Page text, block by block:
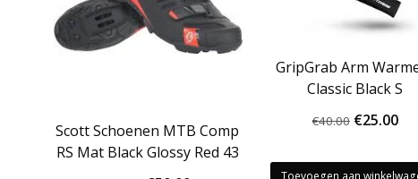
Scott Schoenen MTB Comp
RS Mat Black Glossy Red 43
GripGrab Arm
Classic Black S
€40.00
was:
€25.00
is:
Toevoegen aan